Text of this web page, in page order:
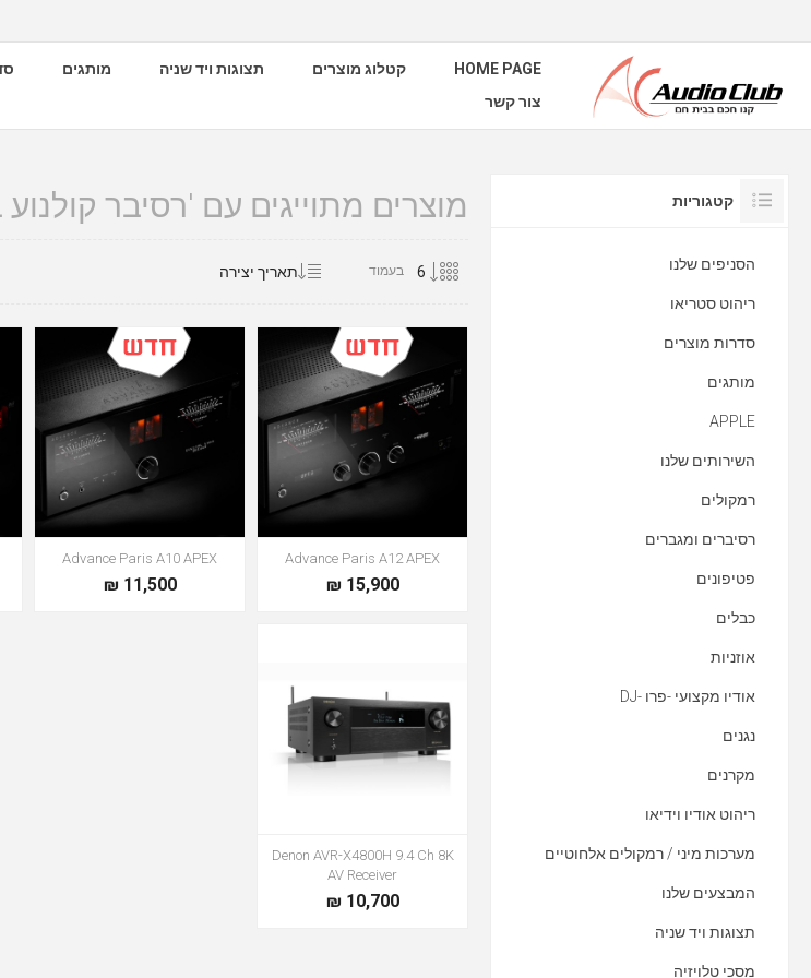
HOME PAGE קטלוג מוצרים תצוגות ויד שניה מותגים
צור קשר
מוצרים מתוייגים עם 'רסיבר קולנוע
בעמוד
Advance Paris A12 APEX
15,900 ₪
Advance Paris A10 APEX
11,500 ₪
Denon AVR-X4800H 9.4 Ch 8K
AV Receiver
10,700 ₪
קטגוריות
הסניפים שלנו
ריהוט סטריאו
סדרות מוצרים
מותגים
APPLE
השירותים שלנו
רמקולים
רסיברים ומגברים
פטיפונים
כבלים
אוזניות
אודיו מקצועי -פרו -DJ
נגנים
מקרנים
ריהוט אודיו וידיאו
מערכות מיני / רמקולים אלחוטיים
המבצעים שלנו
תצוגות ויד שניה
מסכי טלויזיה